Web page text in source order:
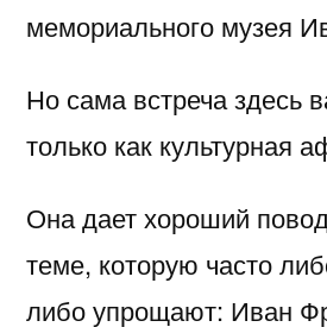
мемориального музея
Но сама встреча здесь
только как культурная
Она дает хороший
теме, которую часто
либо упрощают: Иван